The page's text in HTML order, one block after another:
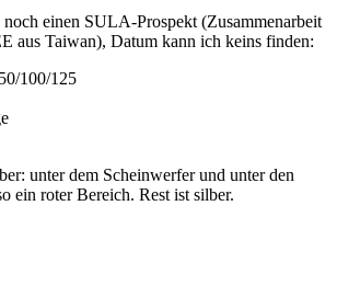
einen SULA-Prospekt (Zusammenarbeit
aus Taiwan), Datum kann ich keins finden:
100/125
unter dem Scheinwerfer und unter den
ein roter Bereich. Rest ist silber.